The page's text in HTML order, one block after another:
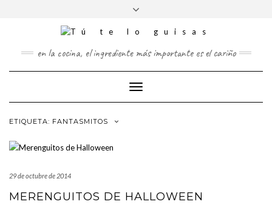
TWITTERPINTEREST
cabecera
en la cocina, el ingrediente más importante es el cariño
Cambiar
modo
ETIQUETA: FANTASMITOS
29 de octubre de 2014
MERENGUITOS DE HALLOWEEN